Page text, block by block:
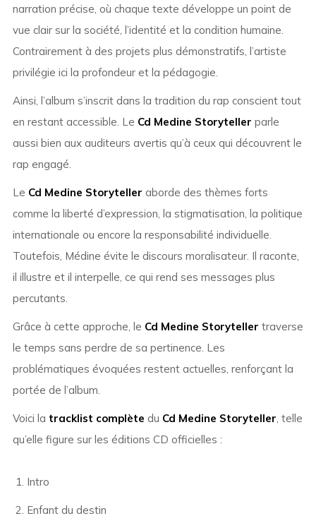
narration précise, où chaque texte développe un point de
vue clair sur la société, l’identité et la condition humaine.
Contrairement à des projets plus démonstratifs, l’artiste
privilégie ici la profondeur et la pédagogie.
Ainsi, l’album s’inscrit dans la tradition du rap conscient tout
en restant accessible. Le Cd Medine Storyteller parle
aussi bien aux auditeurs avertis qu’à ceux qui découvrent le
rap engagé.
Le Cd Medine Storyteller aborde des thèmes forts
comme la liberté d’expression, la stigmatisation, la politique
internationale ou encore la responsabilité individuelle.
Toutefois, Médine évite le discours moralisateur. Il raconte,
il illustre et il interpelle, ce qui rend ses messages plus
percutants.
Grâce à cette approche, le Cd Medine Storyteller traverse
le temps sans perdre de sa pertinence. Les
problématiques évoquées restent actuelles, renforçant la
portée de l’album.
Voici la tracklist complète du Cd Medine Storyteller, telle
qu’elle figure sur les éditions CD officielles :
Intro
Enfant du destin